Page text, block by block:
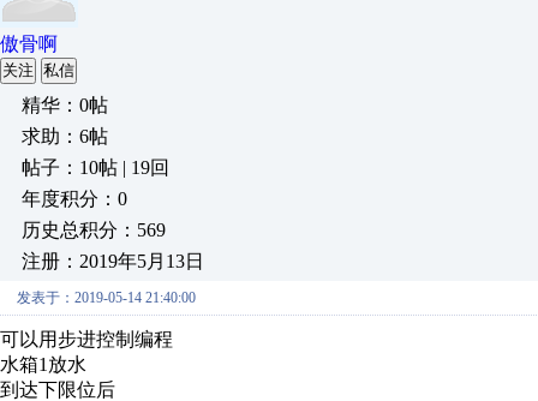
傲骨啊
关注 私信
精华：0帖
求助：6帖
帖子：10帖 | 19回
年度积分：0
历史总积分：569
注册：2019年5月13日
发表于：2019-05-14 21:40:00
可以用步进控制编程
水箱1放水
到达下限位后